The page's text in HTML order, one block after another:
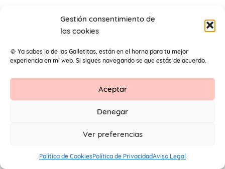
Gestión consentimiento de
las cookies
🍪 Ya sabes lo de las Galletitas, están en el horno para tu mejor
experiencia en mi web. Si sigues navegando se que estás de acuerdo.
Aceptar
Denegar
Ver preferencias
Política de CookiesPolítica de PrivacidadAviso Legal
Aviso Legal Protección de datos
© 2026 Primeros Pendientes by Maite Navarro. Todos los
derechos reservados.